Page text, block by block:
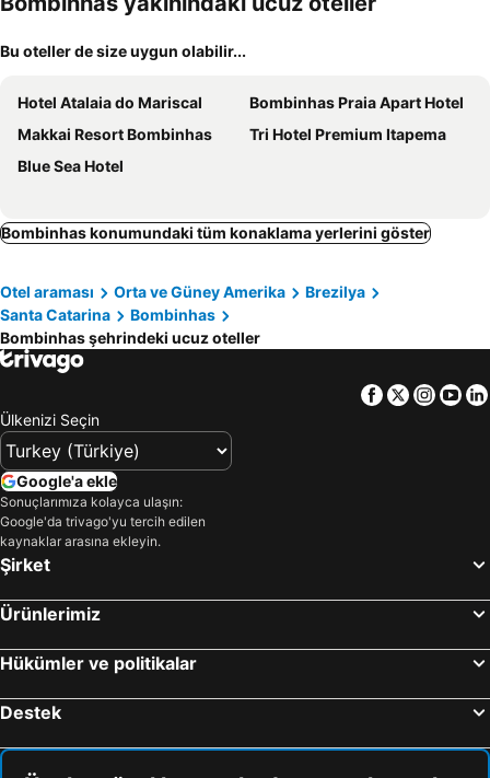
Bu oteller de size uygun olabilir...
Hotel Atalaia do Mariscal
Bombinhas Praia Apart Hotel
Makkai Resort Bombinhas
Tri Hotel Premium Itapema
Blue Sea Hotel
Bombinhas konumundaki tüm konaklama yerlerini göster
Otel araması Orta ve Güney Amerika
Brezilya
Santa Catarina
Bombinhas
Bombinhas şehrindeki ucuz oteller
Facebook
Twitter
Ülkenizi Seçin
Google'a ekle
Sonuçlarımıza kolayca ulaşın:
Google'da trivago'yu tercih edilen
kaynaklar arasına ekleyin.
Şirket
Ürünlerimiz
Hükümler ve politikalar
Destek